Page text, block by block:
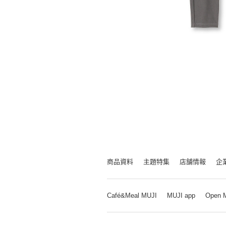
商品資料 主題特集 店舗情報 企
Café&Meal MUJI MUJI app Open